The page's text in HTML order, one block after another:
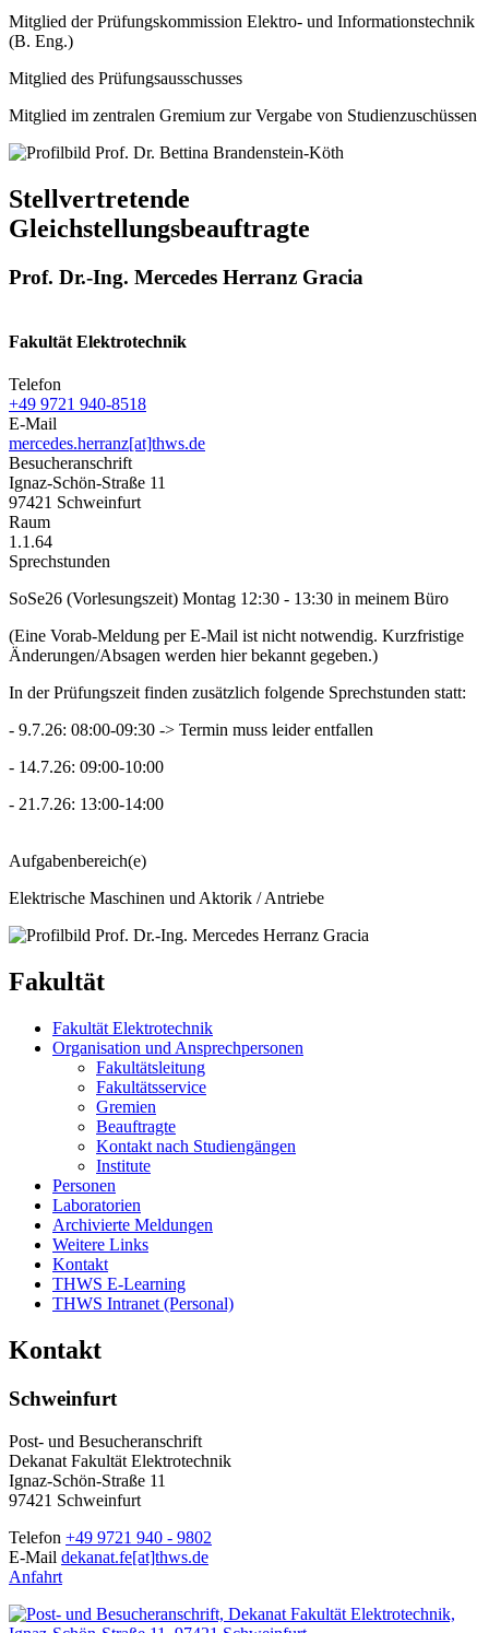
Mitglied der Prüfungskommission Elektro- und Informationstechnik
(B. Eng.)
Mitglied des Prüfungsausschusses
Mitglied im zentralen Gremium zur Vergabe von Studienzuschüssen
Stellvertretende
Gleichstellungsbeauftragte
Prof. Dr.-Ing. Mercedes Herranz Gracia
Fakultät Elektrotechnik
Telefon
+49 9721 940-8518
E-Mail
mercedes.herranz[at]thws.de
Besucheranschrift
Ignaz-Schön-Straße 11
97421 Schweinfurt
Raum
1.1.64
Sprechstunden
SoSe26 (Vorlesungszeit) Montag 12:30 - 13:30 in meinem Büro
(Eine Vorab-Meldung per E-Mail ist nicht notwendig. Kurzfristige
Änderungen/Absagen werden hier bekannt gegeben.)
In der Prüfungszeit finden zusätzlich folgende Sprechstunden statt:
- 9.7.26: 08:00-09:30 -> Termin muss leider entfallen
- 14.7.26: 09:00-10:00
- 21.7.26: 13:00-14:00
Aufgabenbereich(e)
Elektrische Maschinen und Aktorik / Antriebe
Fakultät
Fakultät Elektrotechnik
Organisation und Ansprechpersonen
Fakultätsleitung
Fakultätsservice
Gremien
Beauftragte
Kontakt nach Studiengängen
Institute
Personen
Laboratorien
Archivierte Meldungen
Weitere Links
Kontakt
THWS E-Learning
THWS Intranet (Personal)
Kontakt
Schweinfurt
Post- und Besucheranschrift
Dekanat Fakultät Elektrotechnik
Ignaz-Schön-Straße 11
97421 Schweinfurt
Telefon +49 9721 940 - 9802
E-Mail dekanat.fe[at]thws.de
Anfahrt